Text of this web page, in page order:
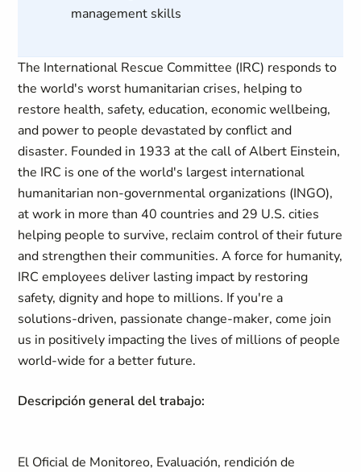
management skills
The International Rescue Committee (IRC) responds to
the world's worst humanitarian crises, helping to
restore health, safety, education, economic wellbeing,
and power to people devastated by conflict and
disaster. Founded in 1933 at the call of Albert Einstein,
the IRC is one of the world's largest international
humanitarian non-governmental organizations (INGO),
at work in more than 40 countries and 29 U.S. cities
helping people to survive, reclaim control of their future
and strengthen their communities. A force for humanity,
IRC employees deliver lasting impact by restoring
safety, dignity and hope to millions. If you're a
solutions-driven, passionate change-maker, come join
us in positively impacting the lives of millions of people
world-wide for a better future.
Descripción general del trabajo:
El Oficial de Monitoreo, Evaluación, rendición de